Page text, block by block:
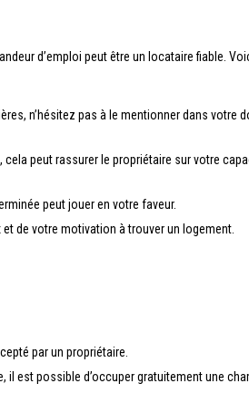
d’emploi peut être un locataire fiable.
n’hésitez pas à le mentionner dans votre
peut rassurer le propriétaire sur votre
peut jouer en votre faveur.
de votre motivation à trouver un logement.
par un propriétaire.
il est possible d’occuper gratuitement une